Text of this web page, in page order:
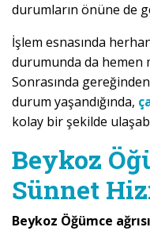
durumların önüne de
İşlem esnasında
durumunda da hemen
Sonrasında
durum yaşandığında,
kolay bir şekilde
Beykoz
Sünnet
Beykoz Öğümce